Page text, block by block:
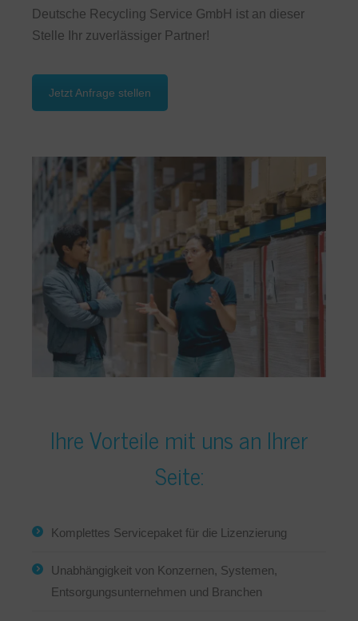
Deutsche Recycling Service GmbH ist an dieser
Stelle Ihr zuverlässiger Partner!
Jetzt Anfrage stellen
Ihre Vorteile mit uns an Ihrer
Seite:
Komplettes Servicepaket für die Lizenzierung
Unabhängigkeit von Konzernen, Systemen,
Entsorgungsunternehmen und Branchen